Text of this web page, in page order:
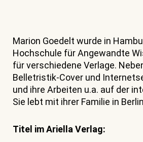
Marion Goedelt wurde in
Hochschule für Angewandte
für verschiedene Verlage.
Belletristik-Cover und
und ihre Arbeiten u.a. auf der
Sie lebt mit ihrer Familie in
Titel im Ariella Verlag: